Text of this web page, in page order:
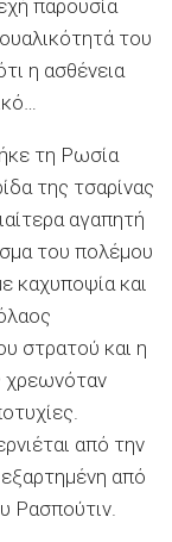
παρουσία
του
η ασθένεια
τη Ρωσία
της τσαρίνας
αγαπητή
του πολέμου
καχυποψία και
στρατού και η
χρεωνόταν
από την
από
Ρασπούτιν.